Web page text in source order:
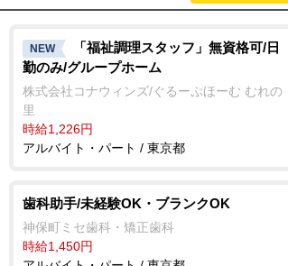
NEW
「福祉調理スタッフ」無資格可/日
勤のみ/グループホーム
株式会社コナウィンズ/ぐるーぷほーむ むれの
里
時給1,226円
アルバイト・パート / 東京都
歯科助手/未経験OK・ブランクOK
神保町ミセ歯科・矯正歯科
時給1,450円